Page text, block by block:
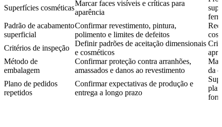
Superfícies cosméticas
Marcar faces visíveis e críticas para
aparência
Padrão de acabamento
superficial
Confirmar revestimento, pintura,
polimento e limites de defeitos
Critérios de inspeção
Definir padrões de aceitação dimensionais
e cosméticos
Método de
embalagem
Confirmar proteção contra arranhões,
amassados e danos ao revestimento
da
Plano de pedidos
repetidos
Confirmar expectativas de produção e
entrega a longo prazo